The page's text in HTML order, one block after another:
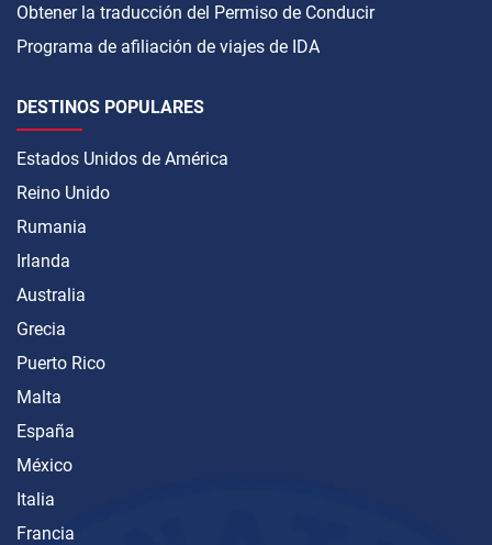
Obtener la traducción del Permiso de Conducir
Programa de afiliación de viajes de IDA
DESTINOS POPULARES
Estados Unidos de América
Reino Unido
Rumania
Irlanda
Australia
Grecia
Puerto Rico
Malta
España
México
Italia
Francia